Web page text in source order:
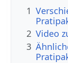
1
2 Video
3